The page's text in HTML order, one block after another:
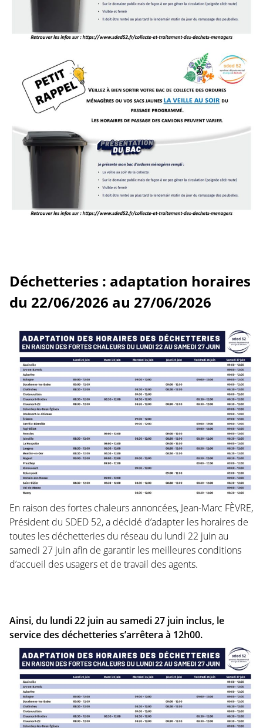
Déchetteries : adaptation horaires
du 22/06/2026 au 27/06/2026
En raison des fortes chaleurs annoncées, Jean-Marc FÈVRE,
Président du SDED 52, a décidé d’adapter les horaires de
toutes les déchetteries du réseau du lundi 22 juin au
samedi 27 juin afin de garantir les meilleures conditions
d’accueil des usagers et de travail des agents.
Ainsi, du lundi 22 juin au samedi 27 juin inclus, le
service des déchetteries s’arrêtera à 12h00.